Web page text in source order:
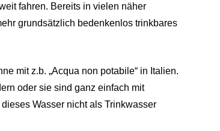
fahren. Bereits in vielen näher
grundsätzlich bedenkenlos trinkbares
mit z.b. „Acqua non potabile“ in Italien.
oder sie sind ganz einfach mit
Wasser nicht als Trinkwasser